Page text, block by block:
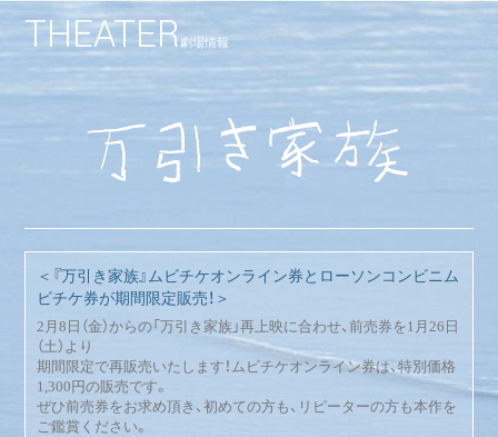
THEATER劇場情報
＜『万引き家族』ムビチケオンライン券とローソンコンビニム
ビチケ券が期間限定販売！＞
2月8日（金）からの「万引き家族」再上映に合わせ、前売券を1月26日
（土）より
期間限定で再販売いたします！ムビチケオンライン券は、特別価格
1,300円の販売です。
ぜひ前売券をお求め頂き、初めての方も、リピーターの方も本作を
ご鑑賞ください。